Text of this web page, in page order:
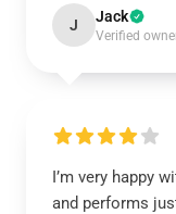
J Jack
Verified
I’m very happy
and performs